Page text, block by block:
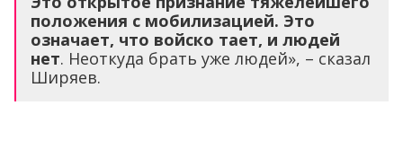
положения с мобилизацией. Это
означает, что войско тает, и людей
нет. Неоткуда брать уже людей», – сказал
Ширяев.